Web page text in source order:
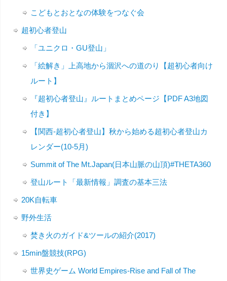
こどもとおとなの体験をつなぐ会
超初心者登山
「ユニクロ・GU登山」
「絵解き」上高地から涸沢への道のり【超初心者向け
ルート】
『超初心者登山』ルートまとめページ【PDF A3地図
付き】
【関西-超初心者登山】秋から始める超初心者登山カ
レンダー(10-5月)
Summit of The Mt.Japan(日本山脈の山頂)#THETA360
登山ルート「最新情報」調査の基本三法
20K自転車
野外生活
焚き火のガイド&ツールの紹介(2017)
15min盤競技(RPG)
世界史ゲーム World Empires-Rise and Fall of The